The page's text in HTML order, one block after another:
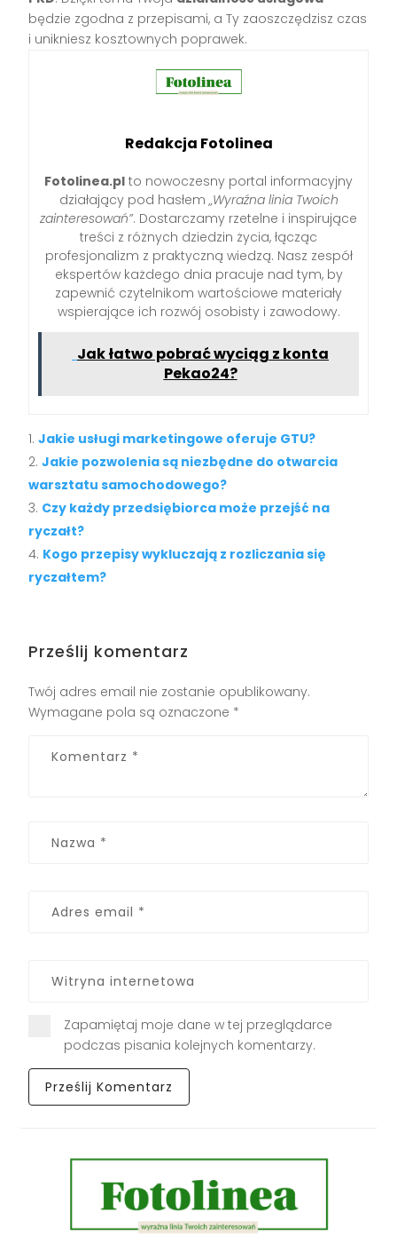
będzie zgodna z przepisami, a Ty zaoszczędzisz czas
i unikniesz kosztownych poprawek.
Redakcja Fotolinea
Fotolinea.pl to nowoczesny portal informacyjny
działający pod hasłem „Wyraźna linia Twoich
zainteresowań”. Dostarczamy rzetelne i inspirujące
treści z różnych dziedzin życia, łącząc
profesjonalizm z praktyczną wiedzą. Nasz zespół
ekspertów każdego dnia pracuje nad tym, by
zapewnić czytelnikom wartościowe materiały
wspierające ich rozwój osobisty i zawodowy.
Jak łatwo pobrać wyciąg z konta
Pekao24?
Jakie usługi marketingowe oferuje GTU?
Jakie pozwolenia są niezbędne do otwarcia
warsztatu samochodowego?
Czy każdy przedsiębiorca może przejść na
ryczałt?
Kogo przepisy wykluczają z rozliczania się
ryczałtem?
Prześlij komentarz
Twój adres email nie zostanie opublikowany.
Wymagane pola są oznaczone *
Zapamiętaj moje dane w tej przeglądarce
podczas pisania kolejnych komentarzy.